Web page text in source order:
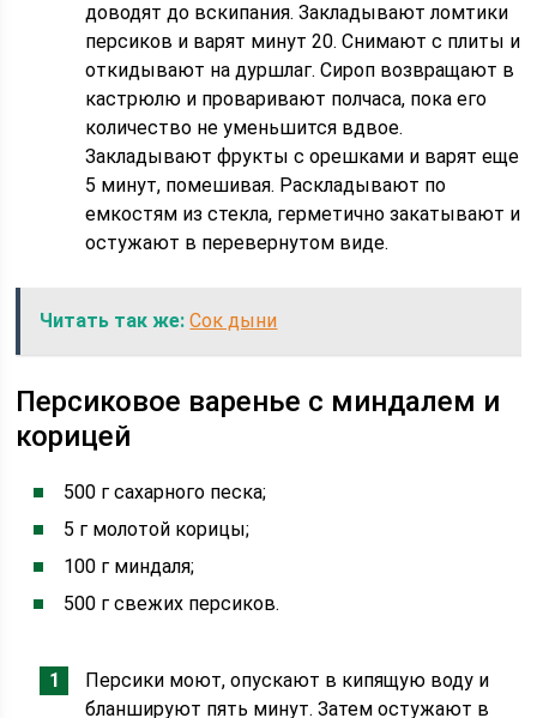
доводят до вскипания. Закладывают ломтики
персиков и варят минут 20. Снимают с плиты и
откидывают на дуршлаг. Сироп возвращают в
кастрюлю и проваривают полчаса, пока его
количество не уменьшится вдвое.
Закладывают фрукты с орешками и варят еще
5 минут, помешивая. Раскладывают по
емкостям из стекла, герметично закатывают и
остужают в перевернутом виде.
Читать так же: Сок дыни
Персиковое варенье с миндалем и
корицей
500 г сахарного песка;
5 г молотой корицы;
100 г миндаля;
500 г свежих персиков.
Персики моют, опускают в кипящую воду и
бланшируют пять минут. Затем остужают в